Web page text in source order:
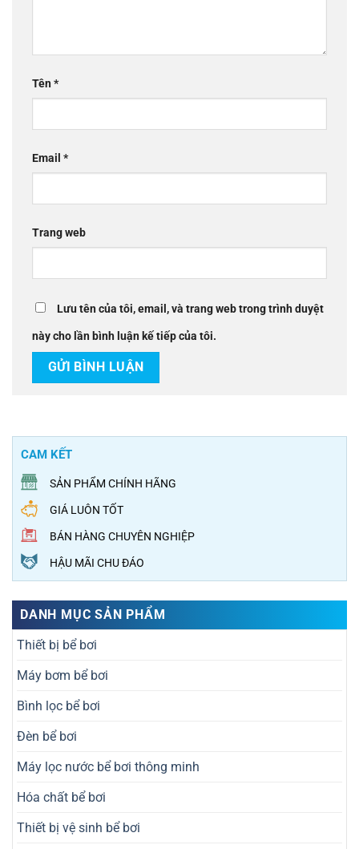
Tên*
Email *
Trang web
Lưu tên của tôi, email, và trang web trong trình duyệt
này cho lần bình luận kế tiếp của tôi.
CAM KẾT
SẢN PHẨM CHÍNH HÃNG
GIÁ LUÔN TỐT
BÁN HÀNG CHUYÊN NGHIỆP
HẬU MÃI CHU ĐÁO
DANH MỤC SẢN PHẨM
Thiết bị bể bơi
Máy bơm bể bơi
Bình lọc bể bơi
Đèn bể bơi
Máy lọc nước bể bơi thông minh
Hóa chất bể bơi
Thiết bị vệ sinh bể bơi